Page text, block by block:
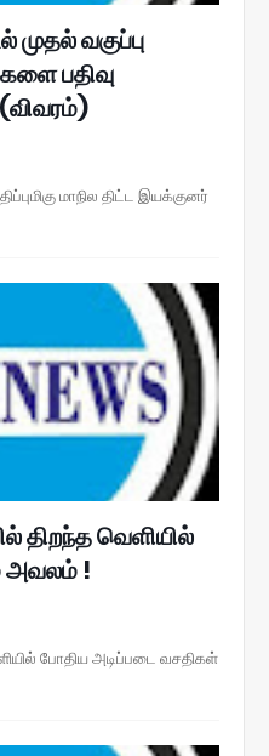
வகுப்பு
பதிவு
மாநில திட்ட இயக்குனர்
திறந்த வெளியில்
அவலம் !
போதிய அடிப்படை வசதிகள்